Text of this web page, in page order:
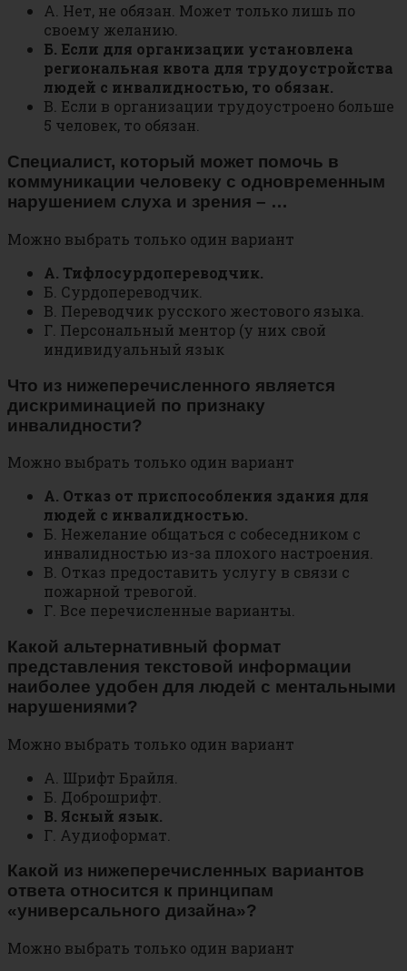
А. Нет, не обязан. Может только лишь по
своему желанию.
Б. Если для организации установлена
региональная квота для трудоустройства
людей с инвалидностью, то обязан.
В. Если в организации трудоустроено больше
5 человек, то обязан.
Специалист, который может помочь в
коммуникации человеку с одновременным
нарушением слуха и зрения – …
Можно выбрать только один вариант
А. Тифлосурдопереводчик.
Б. Сурдопереводчик.
В. Переводчик русского жестового языка.
Г. Персональный ментор (у них свой
индивидуальный язык
Что из нижеперечисленного является
дискриминацией по признаку
инвалидности?
Можно выбрать только один вариант
А. Отказ от приспособления здания для
людей с инвалидностью.
Б. Нежелание общаться с собеседником с
инвалидностью из-за плохого настроения.
В. Отказ предоставить услугу в связи с
пожарной тревогой.
Г. Все перечисленные варианты.
Какой альтернативный формат
представления текстовой информации
наиболее удобен для людей с ментальными
нарушениями?
Можно выбрать только один вариант
А. Шрифт Брайля.
Б. Доброшрифт.
В. Ясный язык.
Г. Аудиоформат.
Какой из нижеперечисленных вариантов
ответа относится к принципам
«универсального дизайна»?
Можно выбрать только один вариант